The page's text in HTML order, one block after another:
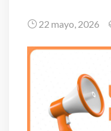
22 mayo, 2026